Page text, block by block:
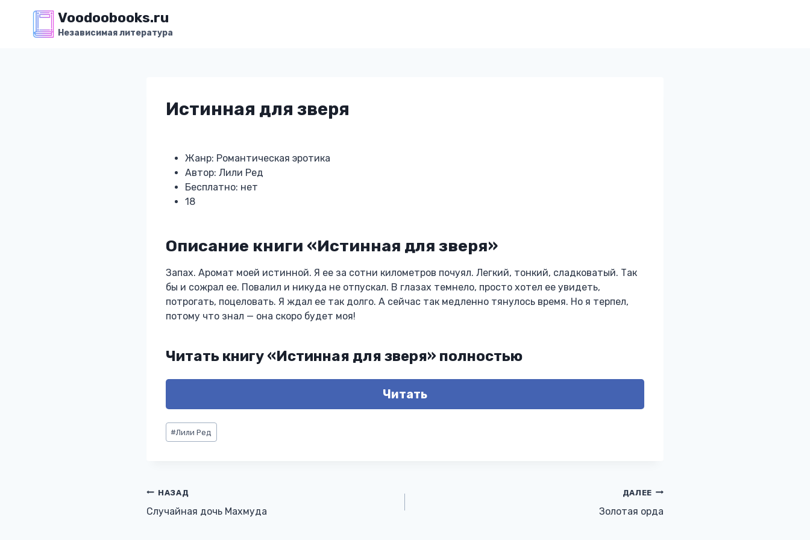
содержимому
Voodoobooks.ru
Независимая литература
Истинная для зверя
Жанр: Романтическая эротика
Автор: Лили Ред
Бесплатно: нет
18
Описание книги «Истинная для зверя»
Запах. Аромат моей истинной. Я ее за сотни километров почуял. Легкий, тонкий, сладковатый. Так
бы и сожрал ее. Повалил и никуда не отпускал. В глазах темнело, просто хотел ее увидеть,
потрогать, поцеловать. Я ждал ее так долго. А сейчас так медленно тянулось время. Но я терпел,
потому что знал — она скоро будет моя!
Читать книгу «Истинная для зверя» полностью
Читать
Метки
записи:
#Лили Ред
Навигация
по
НАЗАД
Случайная дочь Махмуда
ДАЛЕЕ
Золотая орда